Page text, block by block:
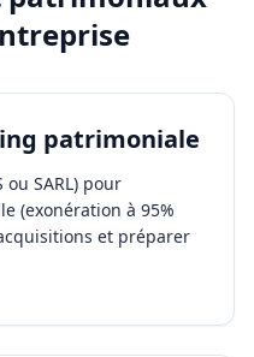
patrimoniale
SARL) pour
(exonération à 95%
et préparer